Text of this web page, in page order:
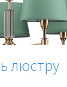
люстру